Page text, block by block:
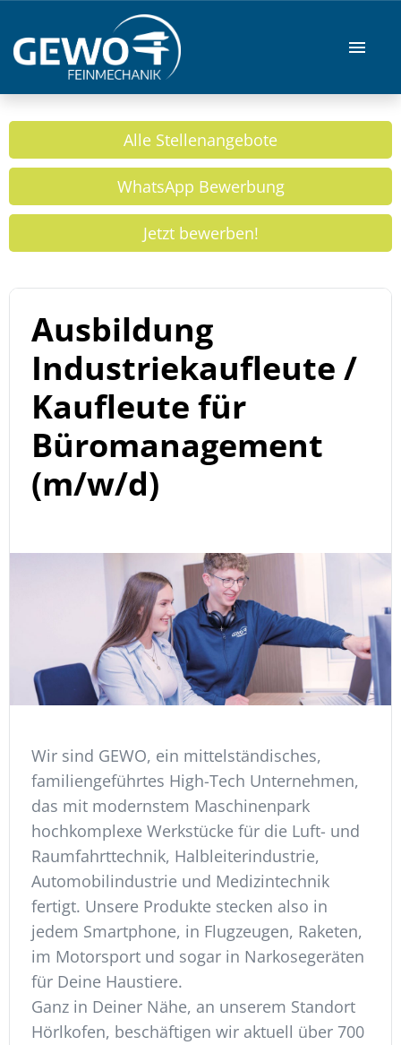
Stellenangebote
Ausbildung/Studium
GEWO Webseite
Alle Stellenangebote
WhatsApp Bewerbung
Jetzt bewerben!
Ausbildung
Industriekaufleute /
Kaufleute für
Büromanagement
(m/w/d)
Wir sind GEWO, ein mittelständisches,
familiengeführtes High-Tech Unternehmen,
das mit modernstem Maschinenpark
hochkomplexe Werkstücke für die Luft- und
Raumfahrttechnik, Halbleiterindustrie,
Automobilindustrie und Medizintechnik
fertigt. Unsere Produkte stecken also in
jedem Smartphone, in Flugzeugen, Raketen,
im Motorsport und sogar in Narkosegeräten
für Deine Haustiere.
Ganz in Deiner Nähe, an unserem Standort
Hörlkofen, beschäftigen wir aktuell über 700